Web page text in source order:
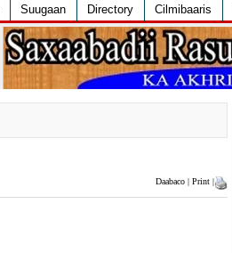
Suugaan Directory Cilmibaaris
Daabaco | Print |